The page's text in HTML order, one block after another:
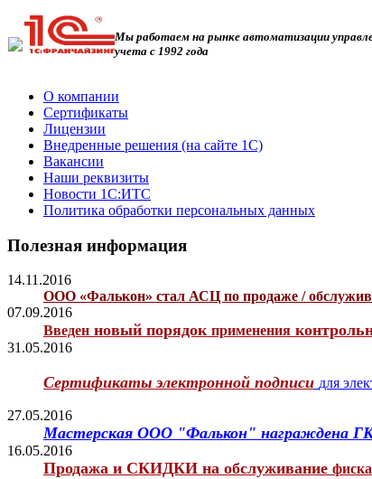
Мы работаем на рынке автоматизации
учета с 1992 года
О компании
Сертификаты
Лицензии
Внедренные решения (на сайте 1С)
Вакансии
Наши реквизиты
Новости 1С:ИТС
Политика обработки персональных данных
Полезная информация
14.11.2016
ООО «Фалькон» стал АСЦ по продаже /
07.09.2016
Введен новый порядок применения
31.05.2016
Сертификаты электронной подписи для
27.05.2016
Мастерская ООО "Фалькон" награждена
16.05.2016
Продажа и СКИДКИ на обслуживание